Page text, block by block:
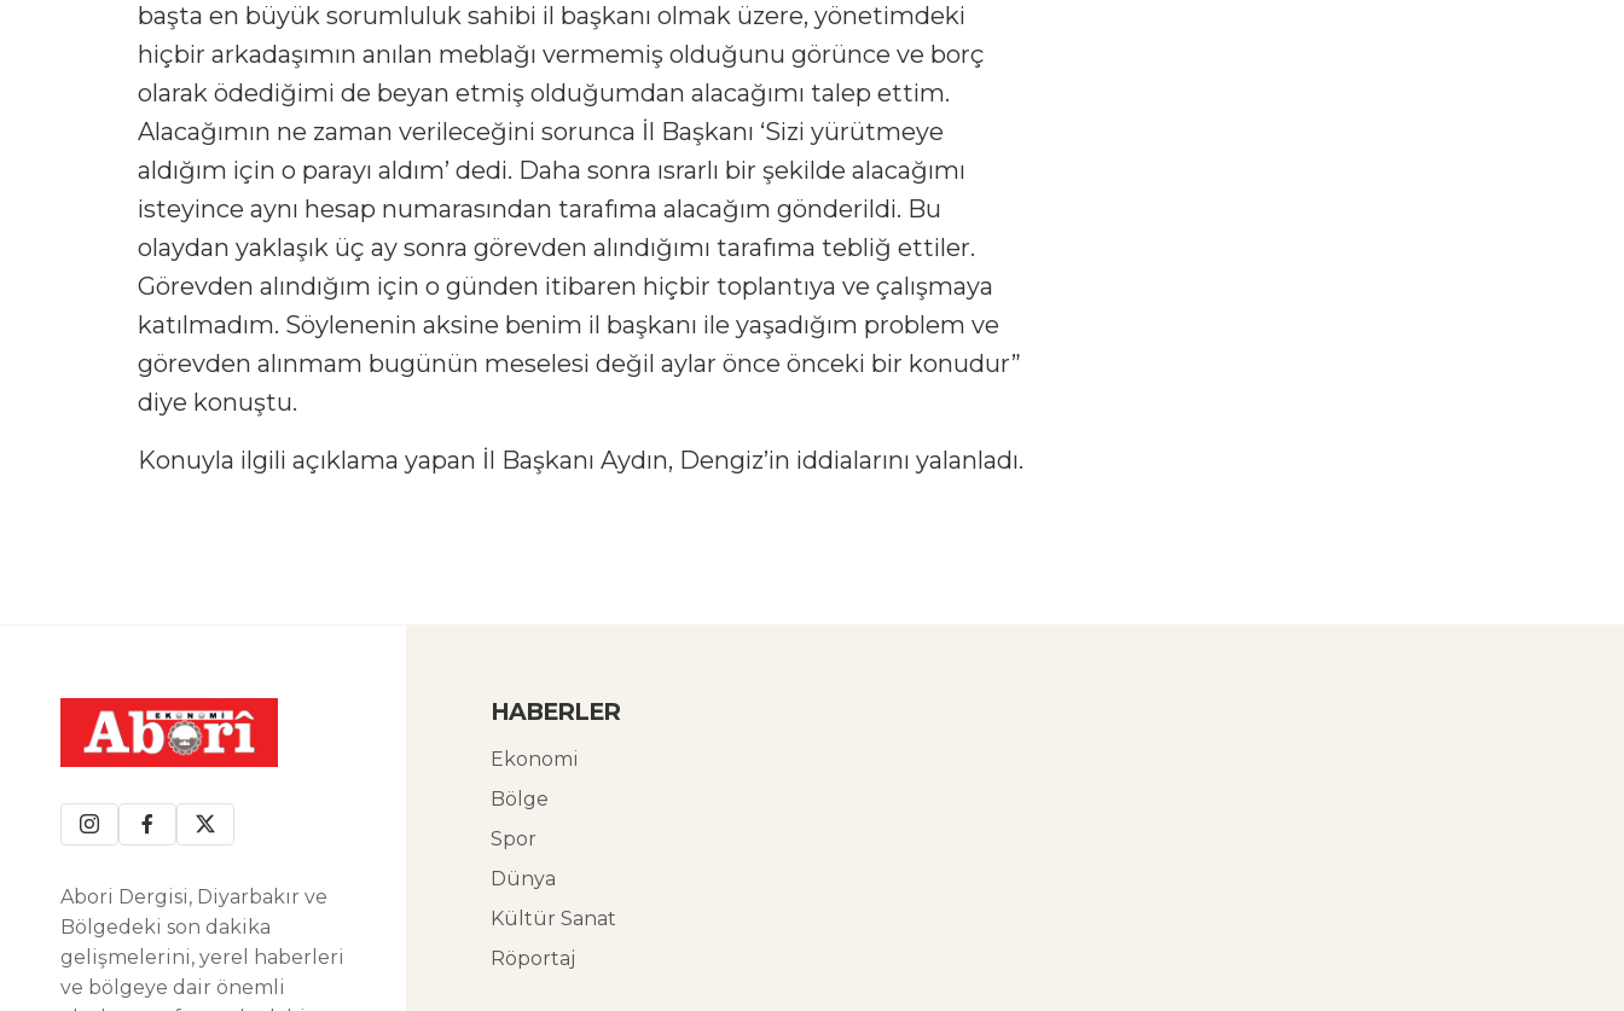
başta en büyük sorumluluk sahibi il başkanı olmak üzere, yönetimdeki
hiçbir arkadaşımın anılan meblağı vermemiş olduğunu görünce ve borç
olarak ödediğimi de beyan etmiş olduğumdan alacağımı talep ettim.
Alacağımın ne zaman verileceğini sorunca İl Başkanı ‘Sizi yürütmeye
aldığım için o parayı aldım’ dedi. Daha sonra ısrarlı bir şekilde alacağımı
isteyince aynı hesap numarasından tarafıma alacağım gönderildi. Bu
olaydan yaklaşık üç ay sonra görevden alındığımı tarafıma tebliğ ettiler.
Görevden alındığım için o günden itibaren hiçbir toplantıya ve çalışmaya
katılmadım. Söylenenin aksine benim il başkanı ile yaşadığım problem ve
görevden alınmam bugünün meselesi değil aylar önce önceki bir konudur”
diye konuştu.
Konuyla ilgili açıklama yapan İl Başkanı Aydın, Dengiz’in iddialarını yalanladı.
Abori Dergisi, Diyarbakır ve
Bölgedeki son dakika
gelişmelerini, yerel haberleri
ve bölgeye dair önemli
HABERLER
Ekonomi
Bölge
Spor
Dünya
Kültür Sanat
Röportaj